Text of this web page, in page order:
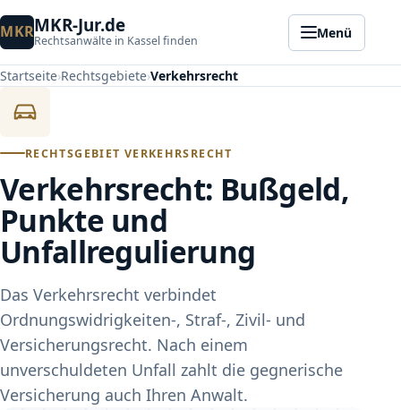
MKRMKR-Jur.de
Rechtsanwälte in Kassel finden
Menü
Startseite Rechtsgebiete Verkehrsrecht
RECHTSGEBIET VERKEHRSRECHT
Verkehrsrecht: Bußgeld,
Punkte und
Unfallregulierung
Das Verkehrsrecht verbindet
Ordnungswidrigkeiten-, Straf-, Zivil- und
Versicherungsrecht. Nach einem
unverschuldeten Unfall zahlt die gegnerische
Versicherung auch Ihren Anwalt.